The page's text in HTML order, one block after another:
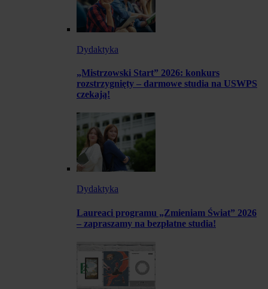
Dydaktyka
„Mistrzowski Start” 2026: konkurs
rozstrzygnięty – darmowe studia na USWPS
czekają!
Dydaktyka
Laureaci programu „Zmieniam Świat” 2026
– zapraszamy na bezpłatne studia!